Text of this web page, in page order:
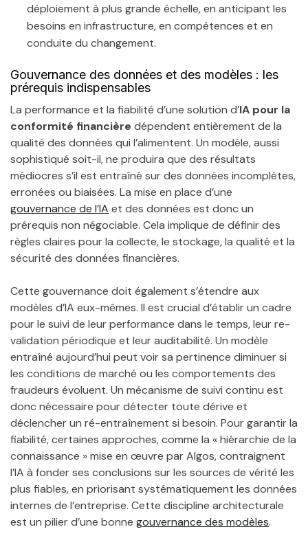
déploiement à plus grande échelle, en anticipant les
besoins en infrastructure, en compétences et en
conduite du changement.
Gouvernance des données et des modèles : les
prérequis indispensables
La performance et la fiabilité d’une solution d’IA pour la
conformité financière dépendent entièrement de la
qualité des données qui l’alimentent. Un modèle, aussi
sophistiqué soit-il, ne produira que des résultats
médiocres s’il est entraîné sur des données incomplètes,
erronées ou biaisées. La mise en place d’une
gouvernance de l’IA et des données est donc un
prérequis non négociable. Cela implique de définir des
règles claires pour la collecte, le stockage, la qualité et la
sécurité des données financières.
Cette gouvernance doit également s’étendre aux
modèles d’IA eux-mêmes. Il est crucial d’établir un cadre
pour le suivi de leur performance dans le temps, leur re-
validation périodique et leur auditabilité. Un modèle
entraîné aujourd’hui peut voir sa pertinence diminuer si
les conditions de marché ou les comportements des
fraudeurs évoluent. Un mécanisme de suivi continu est
donc nécessaire pour détecter toute dérive et
déclencher un ré-entraînement si besoin. Pour garantir la
fiabilité, certaines approches, comme la « hiérarchie de la
connaissance » mise en œuvre par Algos, contraignent
l’IA à fonder ses conclusions sur les sources de vérité les
plus fiables, en priorisant systématiquement les données
internes de l’entreprise. Cette discipline architecturale
est un pilier d’une bonne gouvernance des modèles.